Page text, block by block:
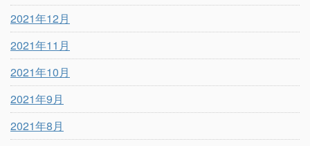
2021年12月
2021年11月
2021年10月
2021年9月
2021年8月